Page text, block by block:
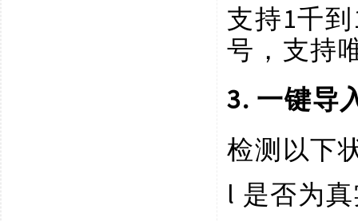
支持1千
号，支持
3. 一键导
检测以下
l 是否为